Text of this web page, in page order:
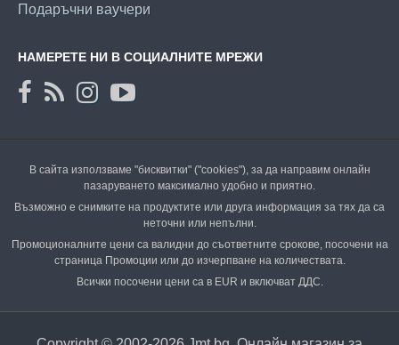
Подаръчни ваучери
НАМЕРЕТЕ НИ В СОЦИАЛНИТЕ МРЕЖИ
В сайта използваме "бисквитки" ("cookies"), за да направим онлайн
пазаруването максимално удобно и приятно.
Възможно е снимките на продуктите или друга информация за тях да са
неточни или непълни.
Промоционалните цени са валидни до съответните срокове, посочени на
страница Промоции или до изчерпване на количествата.
Всички посочени цени са в EUR и включват ДДС.